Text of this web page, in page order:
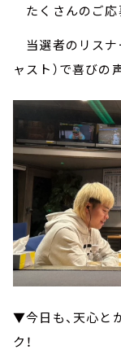
たくさんのご応
当選者のリスナ
ャスト）で喜び
▼今日も、天心と
ク！